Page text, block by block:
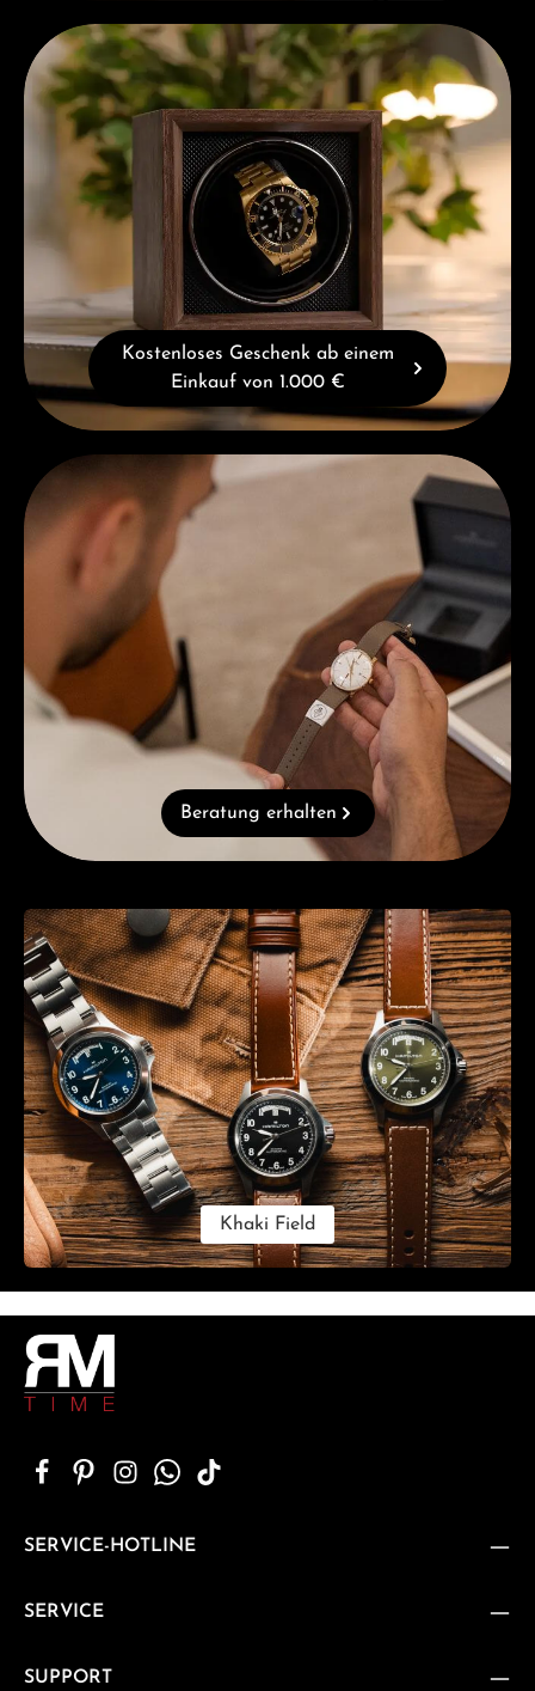
Kostenloses Geschenk ab einem Einkauf von 1.000 €
Kostenloses Geschenk ab einem
Einkauf von 1.000 €
Beratung erhalten
Beratung erhalten
Kategoriegalerie überspringen
Khaki Field
SERVICE-HOTLINE
SERVICE
SUPPORT